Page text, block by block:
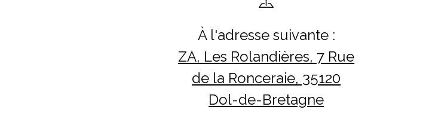
À l'adresse suivante :
ZA, Les Rolandières, 7 Rue
de la Ronceraie, 35120
Dol-de-Bretagne